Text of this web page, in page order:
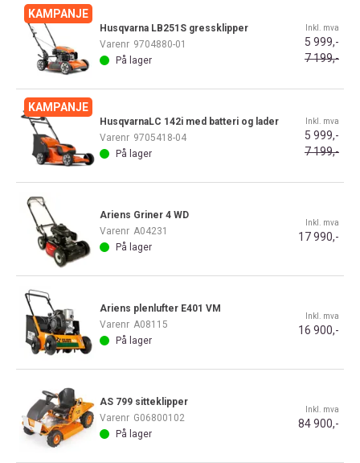
Husqvarna LB251S gressklipper
Varenr 9704880-01
På lager
Inkl. mva
5 999,-
7 199,-
HusqvarnaLC 142i med batteri og lader
Varenr 9705418-04
På lager
Inkl. mva
5 999,-
7 199,-
Ariens Griner 4 WD
Varenr A04231
På lager
Inkl. mva
17 990,-
Ariens plenlufter E401 VM
Varenr A08115
På lager
Inkl. mva
16 900,-
AS 799 sitteklipper
Varenr G06800102
På lager
Inkl. mva
84 900,-